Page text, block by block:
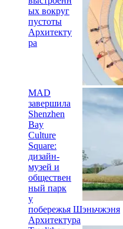
ых вокруг
пустоты
Архитекту
ра
MAD
завершила
Shenzhen
Bay
Culture
Square:
дизайн-
музей и
обществен
ный парк
у
побережья Шэньчжэня
Архитектура